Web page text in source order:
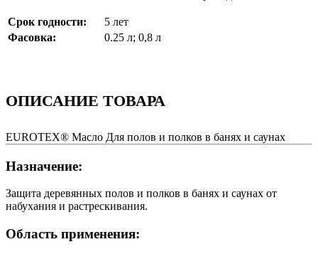
Срок годности:
5 лет
Фасовка:
0.25 л; 0,8 л
ОПИСАНИЕ ТОВАРА
EUROTEX® Масло Для полов и полков в банях и саунах
Назначение:
Защита деревянных полов и полков в банях и саунах от
набухания и растрескивания.
Область применения: